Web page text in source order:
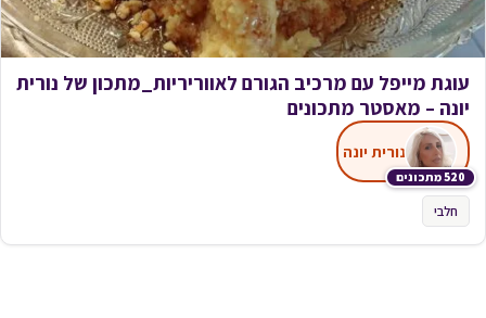
עוגת מייפל עם מרכיב הגורם לאווריריות_מתכון של נורית
יונה – מאסטר מתכונים
520 מתכונים
נורית יונה
חלבי